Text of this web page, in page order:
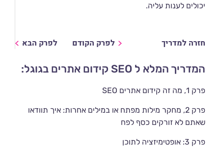
יכולים לענות עליה.
חזרה למדריך לפרק הקודם לפרק הבא
המדריך המלא ל SEO קידום אתרים בגוגל:
פרק 1, מה זה קידום אתרים SEO
פרק 2, מחקר מילות מפתח או במילים אחרות: איך תוודאו
שאתם לא זורקים כסף לפח
פרק 3: אופטימיזציה לתוכן